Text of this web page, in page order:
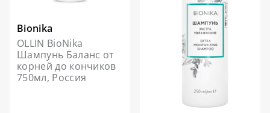
Bionika
OLLIN BioNika
Шампунь Баланс от
корней до кончиков
750мл, Россия